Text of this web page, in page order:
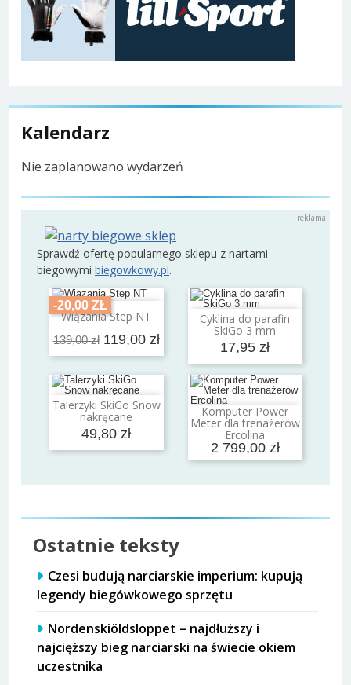
Kalendarz
Nie zaplanowano wydarzeń
Sprawdź ofertę popularnego sklepu z nartami
biegowymi biegowkowy.pl.
-20,00 ZŁ
Wiązania Step NT
139,00 zł 119,00 zł
Dodaj do koszyka Cyklina do parafin
SkiGo 3 mm
17,95 zł
Dodaj do koszyka
Talerzyki SkiGo Snow
nakręcane
49,80 zł
Dodaj do koszyka Komputer Power
Meter dla trenażerów
Ercolina
2 799,00 zł
Dodaj do koszyka
Ostatnie teksty
Czesi budują narciarskie imperium: kupują
legendy biegówkowego sprzętu
Nordenskiöldsloppet – najdłuższy i
najcięższy bieg narciarski na świecie okiem
uczestnika